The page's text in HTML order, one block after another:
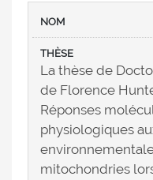
La thèse de
de Florence
Réponses
physiologiques
mitochondries